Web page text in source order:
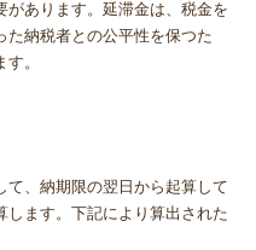
があります。延滞金は、税金を
た納税者との公平性を保つた
。
て、納期限の翌日から起算して
します。下記により算出された